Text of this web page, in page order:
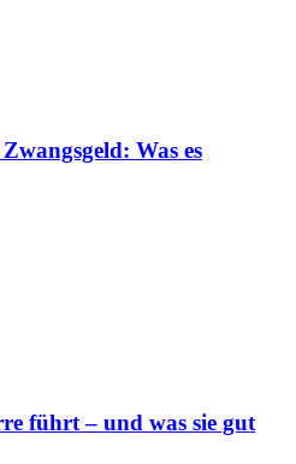
Was es
führt – und was sie gut